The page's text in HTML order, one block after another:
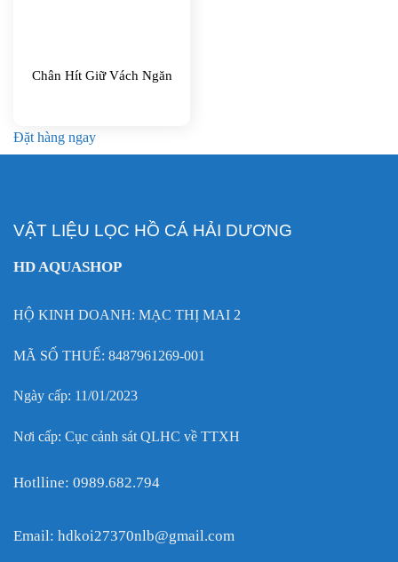
Chân Hít Giữ Vách Ngăn
Đặt hàng ngay
VẬT LIỆU LỌC HỒ CÁ HẢI DƯƠNG
HD AQUASHOP
HỘ KINH DOANH: MẠC THỊ MAI 2
MÃ SỐ THUẾ: 8487961269-001
Ngày cấp: 11/01/2023
Nơi cấp: Cục cảnh sát QLHC về TTXH
Hotlline: 0989.682.794
Email: hdkoi27370nlb@gmail.com